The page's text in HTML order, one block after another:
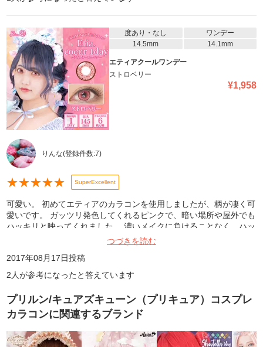
度あり・なし
ワンデー
14.5mm
14.1mm
エティアクールワンデー
ストロベリー
¥1,958
りんな(登録件数:7)
★★★★★ SuperExcellent
可愛い。 初めてエティアのカラコンを使用しましたが、柄が凄く可
愛いです。 ガッツリ発色してくれるピンクで、暗い場所や屋外でも
ハッキリと映ってくれました。 濃いメイクに負けることなく、ハッ
キリとした発色で気に入りました。 また他の色も使わせていただき
つづきを読む
2017年08月17日投稿
2 人が参考になったと答えています
プリルン/キュアズキューン（プリキュア）コスプレ
カラコンに関連するブランド